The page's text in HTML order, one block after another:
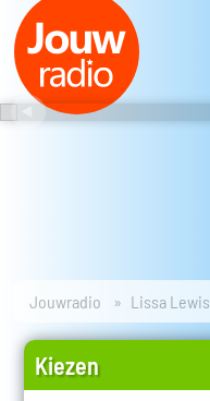
Jouwradio Lissa Lewis
Kiezen